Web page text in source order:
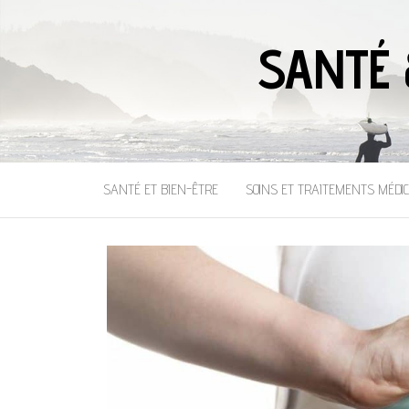
SANTÉ
SANTÉ ET BIEN-ÊTRE SOINS ET TRAITEMENTS